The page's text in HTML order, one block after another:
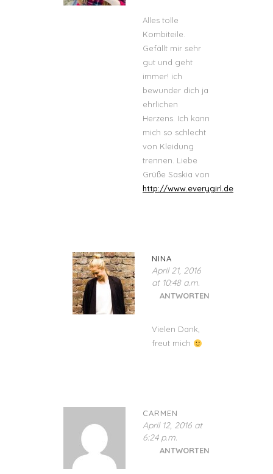
Alles tolle
Kombiteile.
Gefällt mir sehr
gut und geht
immer! ich
bewunder dich ja
ehrlichen
Herzens. Ich kann
mich so schlecht
von Kleidung
trennen. Liebe
Grüße Saskia von
http://www.everygirl.de
NINA
April 21, 2016
at 10:48 a.m.
ANTWORTEN
Vielen Dank,
freut mich
CARMEN
April 12, 2016 at
6:24 p.m.
ANTWORTEN